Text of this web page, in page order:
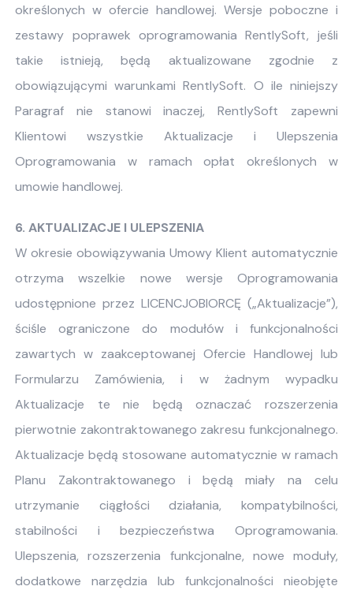
określonych w ofercie handlowej. Wersje poboczne i
zestawy poprawek oprogramowania RentlySoft, jeśli
takie istnieją, będą aktualizowane zgodnie z
obowiązującymi warunkami RentlySoft. O ile niniejszy
Paragraf nie stanowi inaczej, RentlySoft zapewni
Klientowi wszystkie Aktualizacje i Ulepszenia
Oprogramowania w ramach opłat określonych w
umowie handlowej.
6. AKTUALIZACJE I ULEPSZENIA
W okresie obowiązywania Umowy Klient automatycznie
otrzyma wszelkie nowe wersje Oprogramowania
udostępnione przez LICENCJOBIORCĘ („Aktualizacje”),
ściśle ograniczone do modułów i funkcjonalności
zawartych w zaakceptowanej Ofercie Handlowej lub
Formularzu Zamówienia, i w żadnym wypadku
Aktualizacje te nie będą oznaczać rozszerzenia
pierwotnie zakontraktowanego zakresu funkcjonalnego.
Aktualizacje będą stosowane automatycznie w ramach
Planu Zakontraktowanego i będą miały na celu
utrzymanie ciągłości działania, kompatybilności,
stabilności i bezpieczeństwa Oprogramowania.
Ulepszenia, rozszerzenia funkcjonalne, nowe moduły,
dodatkowe narzędzia lub funkcjonalności nieobjęte